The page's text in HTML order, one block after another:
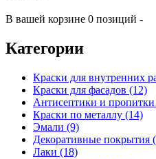
В вашей корзине 0 позиций -
Категории
Краски для внутренних
Краски для фасадов (12)
Антисептики и
Краски по металлу (14)
Эмали (9)
Декоративные покрытия
Лаки (18)